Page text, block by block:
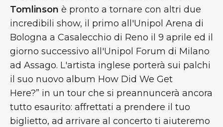
Tomlinson è pronto a tornare con altri due
incredibili show, il primo all'Unipol Arena di
Bologna a Casalecchio di Reno il 9 aprile ed il
giorno successivo all'Unipol Forum di Milano
ad Assago. L'artista inglese porterà sui palchi
il suo nuovo album How Did We Get
Here?” in un tour che si preannuncerà ancora
tutto esaurito: affrettati a prendere il tuo
biglietto, ad arrivare al concerto ti aiuteremo